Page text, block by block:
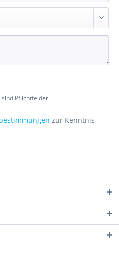
Pflichtfelder.
zur Kenntnis